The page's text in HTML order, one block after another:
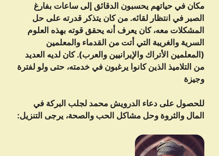
مكان في حياتهم يحسبون الدقائق إلى ساعات بفارغ
الصبر في انتظار لقائه. من كان يتذكر قدرته على حل
المشكلات معه، كان يعرف أنه يحقق قوته بهذه العلوم
السرية والغريبة التي أتت من القدماء والمعلمين
(المعلمين الأتراك والإيرانيين والعرب). كان لديه العديد
من التلاميذ الذين كانوا يرغبون في خدمته، حتى ولو لفترة
وجيزة
للحصول على دعاء الدرویش محمد لجلب البركة في
المال والثروة وحل مشاكل الحب والصحة، يرجى التنزيل: